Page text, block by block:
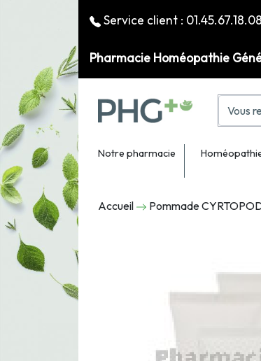
Service client : 01.45.67.18.08
Pharmacie Homéopathie
Notre pharmacie
Accueil Pommade